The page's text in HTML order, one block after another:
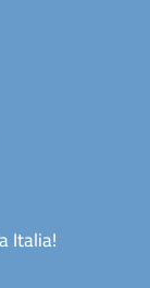
Italia!